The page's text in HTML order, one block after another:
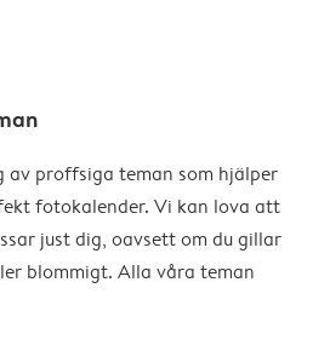
av proffsiga teman som hjälper
fotokalender. Vi kan lova att
just dig, oavsett om du gillar
blommigt. Alla våra teman